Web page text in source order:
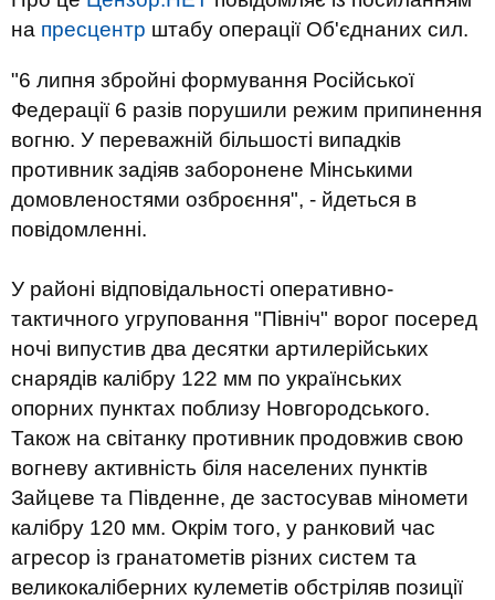
на пресцентр штабу операції Об'єднаних сил.
"6 липня збройні формування Російської
Федерації 6 разів порушили режим припинення
вогню. У переважній більшості випадків
противник задіяв заборонене Мінськими
домовленостями озброєння", - йдеться в
повідомленні.
У районі відповідальності оперативно-
тактичного угруповання "Північ" ворог посеред
ночі випустив два десятки артилерійських
снарядів калібру 122 мм по українських
опорних пунктах поблизу Новгородського.
Також на світанку противник продовжив свою
вогневу активність біля населених пунктів
Зайцеве та Південне, де застосував міномети
калібру 120 мм. Окрім того, у ранковий час
агресор із гранатометів різних систем та
великокаліберних кулеметів обстріляв позиції